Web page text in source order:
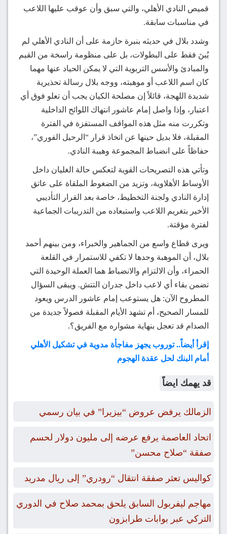
قميص النادي الأهلي، والتي سبق وأن عوقب عليها اللاعب
في مناسبات سابقة.
وشدد بلال في حديثه بنبرة حازمة على أن النادي الأهلي لم
يُبنَ فقط على البطولات، بل على منظومة راسخة من القيم
والمبادئ والأسس التربوية التي لا يمكن الحياد عنها مهما
كان اسم اللاعب أو موهبته، ووجه بلال رسالة تحذيرية
شديدة اللهجة، قائلاً إن مصلحة الكيان يجب أن تعلو فوق أي
اعتبار، وإذا واصل إمام عاشور انتهاك اللوائح الداخلية
وتكررت منه مثل هذه المواقف المستفزة في الفترة
المقبلة، فلا بديل حينها عن اتخاذ قرار “الرحيل الفوري”،
حفاظاً على انضباط المجموعة وهيبة النادي.
وتأتي هذه التصريحات القوية لتعكس حالة الغليان داخل
الأوساط الأهلاوية، وتزيد من الضغوط الملقاة على عاتق
إدارة النادي ولجنة التخطيط، خاصة بعد القرار التأديبي
الأخير بتغريم اللاعب واستبعاده من التدريبات الجماعية
لفترة مؤقتة.
ويرى قطاع واسع من الجماهير والخبراء، ومن بينهم أحمد
بلال، أن الموهبة وحدها لا تكفي للاستمرار في القلعة
الحمراء، وأن الالتزام والانضباط هما العملة الوحيدة التي
تضمن بقاء أي لاعب داخل جدران التتش. ويبقى السؤال
المطروح الآن: هل يستوعب إمام عاشور الدرس ويعود
للمسار الصحيح، أم تشهد الأيام المقبلة فصولاً جديدة من
الصدام قد تعجل بنهاية مشواره مع الفريق؟.
إقرأ أيضاً.. توروب يجهز مفاجأة مدوية في تشكيل الأهلي
أمام البنك لحل عقدة الهجوم
قد يهمك ايضاً
الزمالك يرفض عروض “بيزيرا” في بيان رسمي
اتحاد العاصمة يرفع عرضه إلى مليون دولار لحسم
صفقة “صلاح محسن”
كواليس تعثر صفقة انتقال “رودري” إلى ريال مدريد
مهاجم ليفربول السابق يلحق بمحمد صلاح في الدوري
التركي عبر بوابات طرابزون